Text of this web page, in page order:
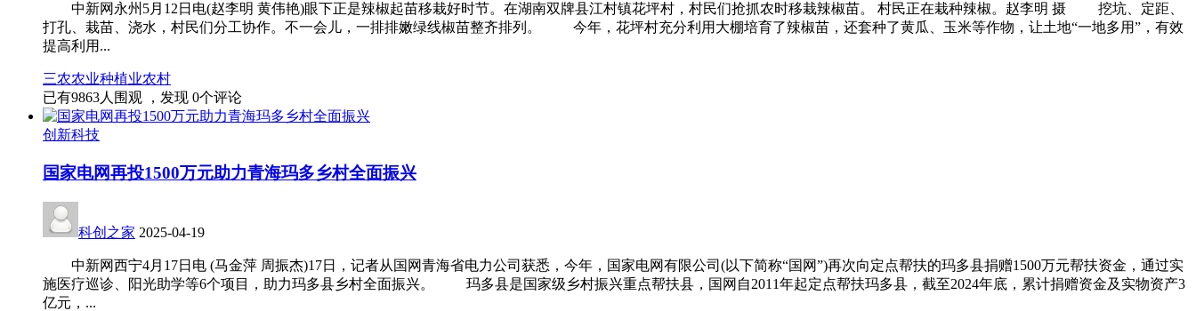
中新网永州5月12日电(赵李明 黄伟艳)眼下正是辣椒起苗移栽好时节。在湖南双牌县江村镇花坪村，村民们抢抓农时移栽辣椒苗。 村民正在栽种辣椒。赵李明 摄 挖坑、定距、
打孔、栽苗、浇水，村民们分工协作。不一会儿，一排排嫩绿线椒苗整齐排列。 今年，花坪村充分利用大棚培育了辣椒苗，还套种了黄瓜、玉米等作物，让土地“一地多用”，有效
提高利用...
三农农业种植业农村
已有9863人围观 ，发现 0个评论
创新科技
国家电网再投1500万元助力青海玛多乡村全面振兴
科创之家 2025-04-19
中新网西宁4月17日电 (马金萍 周振杰)17日，记者从国网青海省电力公司获悉，今年，国家电网有限公司(以下简称“国网”)再次向定点帮扶的玛多县捐赠1500万元帮扶资金，通过实
施医疗巡诊、阳光助学等6个项目，助力玛多县乡村全面振兴。 玛多县是国家级乡村振兴重点帮扶县，国网自2011年起定点帮扶玛多县，截至2024年底，累计捐赠资金及实物资产3
亿元，...